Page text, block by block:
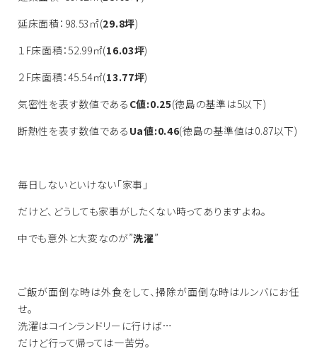
延床面積：98.53㎡(29.8坪)
１F床面積：52.99㎡(16.03坪)
２F床面積：45.54㎡(13.77坪)
気密性を表す数値である C値:0.25(徳島の基準は5以下)
断熱性を表す数値である Ua値:0.46(徳島の基準値は0.87以下)
毎日しないといけない「家事」
だけど、どうしても家事がしたくない時ってありますよね。
中でも意外と大変なのが”洗濯”
ご飯が面倒な時は外食をして、掃除が面倒な時はルンバにお任
せ。
洗濯はコインランドリーに行けば…
だけど行って帰っては一苦労。